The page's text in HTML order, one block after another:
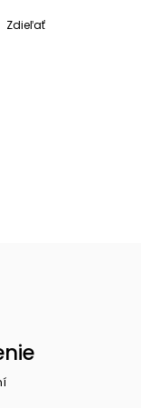
Zdieľať